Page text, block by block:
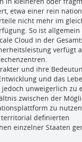
etwa einer rein
nicht mehr im
So ist
Cloud in der
verfügt
und ihre
und das
unweigerlich zu
zwischen der
zu
definierten
einzelner Staaten